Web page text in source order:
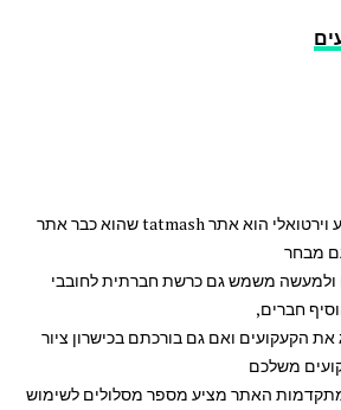
האתר השני ליצירת קעקוע וירטואלי הוא אתר tatmash שהוא כבר אתר
מבחר
קעקועים ולמעשה משמש גם כרשת חברתית לחובבי
חברים,
הקעקועים ואם גם בורכתם בכישרון ציור
משלכם
האתר מציע מספר מסלולים לשימוש